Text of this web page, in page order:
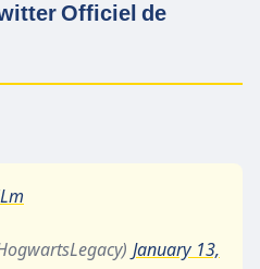
Officiel de
January 13,